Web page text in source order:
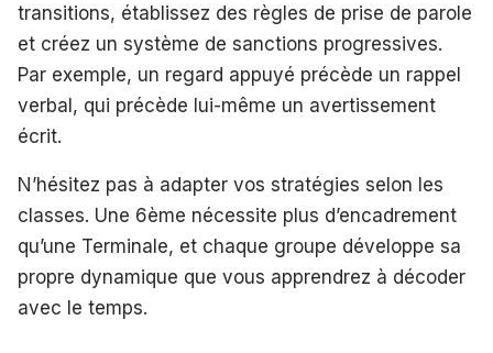
transitions, établissez des règles de prise de parole
et créez un système de sanctions progressives.
Par exemple, un regard appuyé précède un rappel
verbal, qui précède lui-même un avertissement
écrit.
N’hésitez pas à adapter vos stratégies selon les
classes. Une 6ème nécessite plus d’encadrement
qu’une Terminale, et chaque groupe développe sa
propre dynamique que vous apprendrez à décoder
avec le temps.